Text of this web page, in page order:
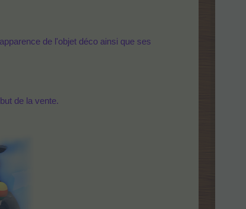
de l'objet déco ainsi que ses
de la vente.